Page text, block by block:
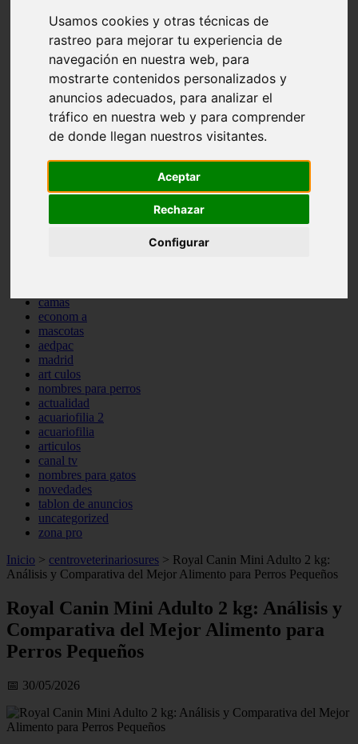
Usamos cookies y otras técnicas de
rastreo para mejorar tu experiencia de
navegación en nuestra web, para
mostrarte contenidos personalizados y
anuncios adecuados, para analizar el
tráfico en nuestra web y para comprender
de donde llegan nuestros visitantes.
Aceptar
Rechazar
Configurar
comportamiento
protagonistas
reptiles
abandono
adopci n
ferias
higiene
snacks
acuario
iberzoo propet
comercios
viajar
camas
econom a
mascotas
aedpac
madrid
art culos
nombres para perros
actualidad
acuariofilia 2
acuariofilia
articulos
canal tv
nombres para gatos
novedades
tablon de anuncios
uncategorized
zona pro
Inicio > centroveterinariosures > Royal Canin Mini Adulto 2 kg:
Análisis y Comparativa del Mejor Alimento para Perros Pequeños
Royal Canin Mini Adulto 2 kg: Análisis y
Comparativa del Mejor Alimento para
Perros Pequeños
📅 30/05/2026